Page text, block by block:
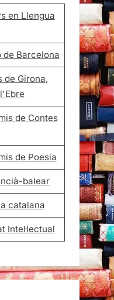
en Llengua
de Barcelona
de Girona,
de Contes
de Poesia
balear
catalana
Intel·lectual